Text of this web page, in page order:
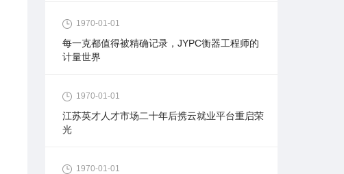
1970-01-01
每一克都值得被精确记录，JYPC衡器工程师的
计量世界
1970-01-01
江苏英才人才市场二十年后携云就业平台重启荣
光
1970-01-01